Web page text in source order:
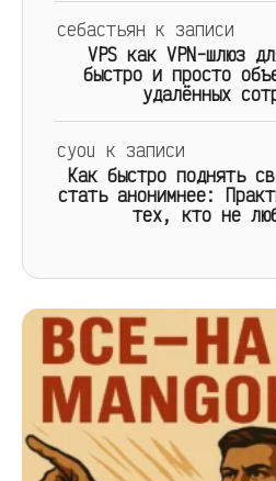
себастьян к записи
VPS как VPN-шлюз
быстро и просто
удалённых
cyou к записи
Как быстро поднять
стать анонимнее:
тех, кто не